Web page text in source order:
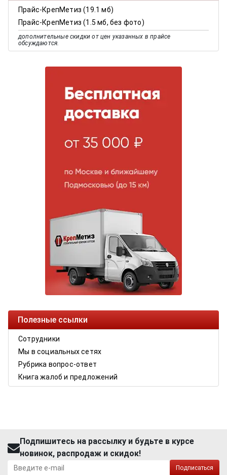
Прайс-КрепМетиз (19.1 мб)
Прайс-КрепМетиз (1.5 мб, без фото)
дополнительные скидки от цен указанных в прайсе
обсуждаются.
Полезные ссылки
Сотрудники
Мы в социальных сетях
Рубрика вопрос-ответ
Книга жалоб и предложений
Подпишитесь на рассылку и будьте в курсе
новинок, распродаж и скидок!
Подписаться